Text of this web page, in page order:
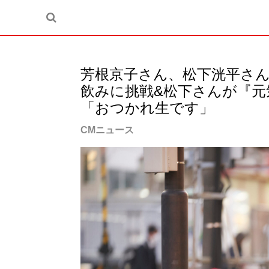
芳根京子さん、松下洸平さ
飲みに挑戦&松下さんが『
「おつかれ生です」
CMニュース